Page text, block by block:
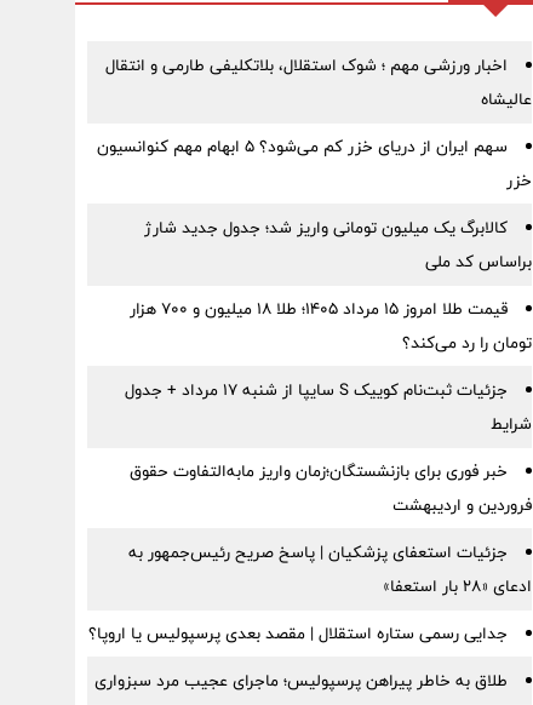
اخبار ورزشی مهم ؛ شوک استقلال، بلاتکلیفی طارمی و انتقال
عالیشاه
سهم ایران از دریای خزر کم می‌شود؟ ۵ ابهام مهم کنوانسیون
خزر
کالابرگ یک میلیون تومانی واریز شد؛ جدول جدید شارژ
براساس کد ملی
قیمت طلا امروز ۱۵ مرداد ۱۴۰۵؛ طلا ۱۸ میلیون و ۷۰۰ هزار
تومان را رد می‌کند؟
جزئیات ثبت‌نام کوییک S سایپا از شنبه ۱۷ مرداد + جدول
شرایط
خبر فوری برای بازنشستگان؛زمان واریز مابه‌التفاوت حقوق
فروردین و اردیبهشت
جزئیات استعفای پزشکیان | پاسخ صریح رئیس‌جمهور به
ادعای «۲۸ بار استعفا»
جدایی رسمی ستاره استقلال | مقصد بعدی پرسپولیس یا اروپا؟
طلاق به خاطر پیراهن پرسپولیس؛ ماجرای عجیب مرد سبزواری